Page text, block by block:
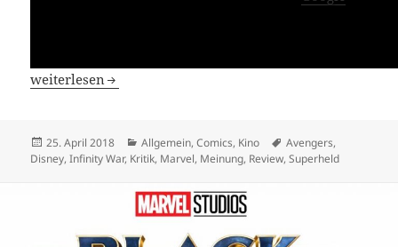
Avengers: Infinity War
weiterlesen
Veröffentlicht
am
25. April 2018 Kategorien
Allgemein,Comics, Kino Schlagwörter
Avengers,
Disney,Infinity War, Kritik, Marvel, Meinung, Review,Superheld